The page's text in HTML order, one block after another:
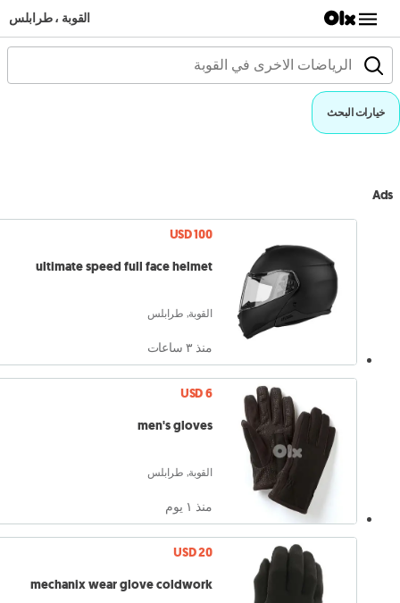
القوبة ، طرابلس
خيارات البحث
Ads
USD 100
ultimate speed full face helmet
القوبة, طرابلس
منذ ٣ ساعات
USD 6
men's gloves
القوبة, طرابلس
منذ ١ يوم
USD 20
mechanix wear glove coldwork